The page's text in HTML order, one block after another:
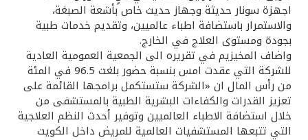
ألمانيا
ماليزيا
تركيا
اجهزة سونار حديثة وجهاز حديث خاص بأشعة الصبغة،
والاستمرار باستضافة اطباء عالميين، وتقديم خدمات طبية
بجودة ومستوى العلاج في الخارج.
واضاف المخيزيم في تقريره الى الجمعية العمومية العادية
للشركة التي عقدت امس بنسبة حضور بلغت 96.5 في المئة
من رأس المال ان «الشركة ستستكمل برامجها القائمة على
تعزيز القدرات والكفاءات البشرية الطبية بالمستشفى من
خلال استضافة الاطباء العالميين وتوفير أحدث النظم العلاجية
التي تتبعها المستشفيات العالمية للمريض داخل الكويت